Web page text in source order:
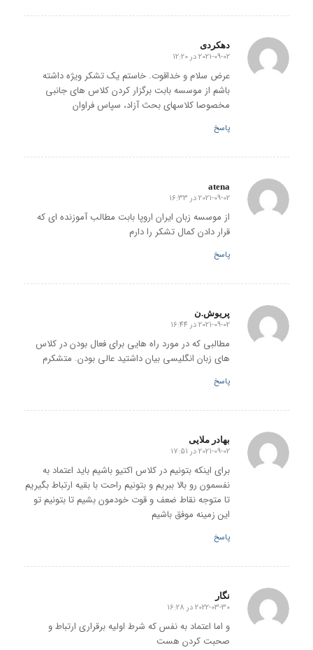
دهکردی
گفته:
2021-09-02 در 12:20
عرض سلام و خداقوت. خاستم یک تشکر ویژه داشته
باشم از موسسه بابت برگزار کردن کلاس های جانبی
مخصوصا کلاسهای بحث آزاد، سپاس فراوان
پاسخ
atena
گفته:
2021-09-02 در 16:33
از موسسه زبان ایران اروپا بابت مطالب آموزنده ای که
قرار دادن کمال تشکر را دارم
پاسخ
پریوش.ن
گفته:
2021-09-02 در 16:44
مطالبی که در مورد راه هایی برای فعال بودن در کلاس
های زبان انگلیسی بیان داشتید عالی بودن. متشکرم
پاسخ
بهادر ملایی
گفته:
2021-09-02 در 17:51
برای اینکه بتونیم در کلاس اکتیو باشیم باید اعتماد به
نفسمون رو بالا ببریم و بتونیم راحت با بقیه ارتباط بگیریم
تا متوجه نقاط ضعف و قوت خودمون بشیم تا بتونیم تو
این زمینه موفق باشیم
پاسخ
نگار
گفته:
2022-03-30 در 16:28
و اما اعتماد به نفس که شرط اولیه برقراری ارتباط و
صحبت کردن هست